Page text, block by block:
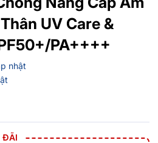
UV Care &
PA++++
nhật
ĐÃI